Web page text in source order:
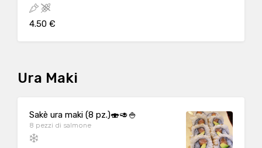
4.50 €
Ura Maki
Sakè ura maki (8 pz.)🍣🥑🍚
8 pezzi di salmone